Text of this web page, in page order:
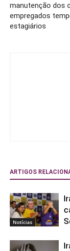
manutenção dos
empregados
estagiários
ARTIGOS
Notícias